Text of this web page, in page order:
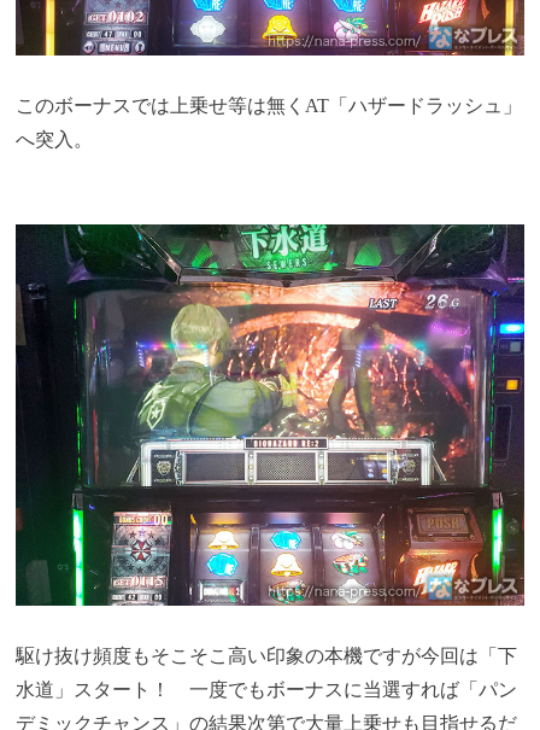
このボーナスでは上乗せ等は無くAT「ハザードラッシュ」
へ突入。
駆け抜け頻度もそこそこ高い印象の本機ですが今回は「下
水道」スタート！ 一度でもボーナスに当選すれば「パン
デミックチャンス」の結果次第で大量上乗せも目指せるだ